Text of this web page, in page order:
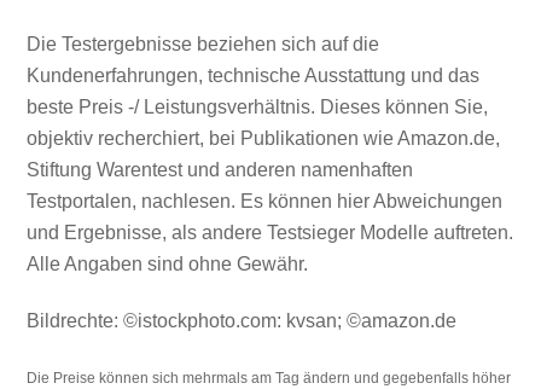
Die Testergebnisse beziehen sich auf die
Kundenerfahrungen, technische Ausstattung und das
beste Preis -/ Leistungsverhältnis. Dieses können Sie,
objektiv recherchiert, bei Publikationen wie Amazon.de,
Stiftung Warentest und anderen namenhaften
Testportalen, nachlesen. Es können hier Abweichungen
und Ergebnisse, als andere Testsieger Modelle auftreten.
Alle Angaben sind ohne Gewähr.
Bildrechte: ©istockphoto.com: kvsan; ©amazon.de
Die Preise können sich mehrmals am Tag ändern und gegebenfalls höher